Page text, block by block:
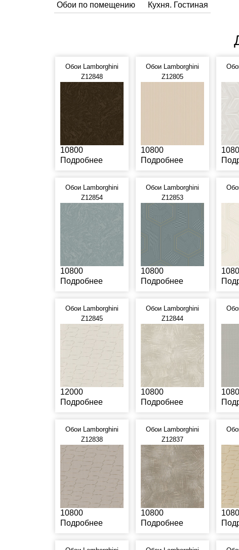
Обои по помещению
Кухня. Гостиная
Обои Lamborghini
Z12848
10800
Подробнее
Обои Lamborghini
Z12805
10800
Подробнее
Обои Lamborghini
Z12854
10800
Подробнее
Обои Lamborghini
Z12853
10800
Подробнее
Обои Lamborghini
Z12845
12000
Подробнее
Обои Lamborghini
Z12844
10800
Подробнее
Обои Lamborghini
Z12838
10800
Подробнее
Обои Lamborghini
Z12837
10800
Подробнее